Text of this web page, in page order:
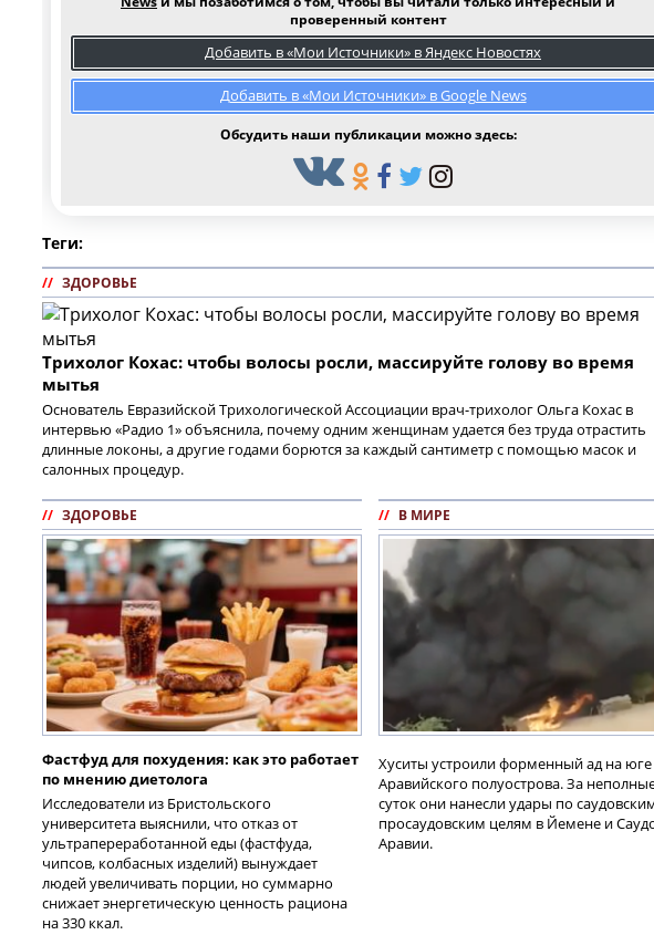
проверенный контент
Добавить в «Мои Источники» в Яндекс Новостях
Добавить в «Мои Источники» в Google News
Обсудить наши публикации можно здесь:
Теги:
// ЗДОРОВЬЕ
Трихолог Кохас: чтобы волосы росли, массируйте голову во время
мытья
Основатель Евразийской Трихологической Ассоциации врач-трихолог Ольга Кохас в
интервью «Радио 1» объяснила, почему одним женщинам удается без труда отрастить
длинные локоны, а другие годами борются за каждый сантиметр с помощью масок и
салонных процедур.
// ЗДОРОВЬЕ
Фастфуд для похудения: как это работает
по мнению диетолога
Исследователи из Бристольского
университета выяснили, что отказ от
ультрапереработанной еды (фастфуда,
чипсов, колбасных изделий) вынуждает
людей увеличивать порции, но суммарно
снижает энергетическую ценность рациона
на 330 ккал.
// В МИРЕ
Хуситы устроили форменный ад на юге
Аравийского полуострова. За
суток они нанесли удары по
просаудовским целям в Йемене и
Аравии.